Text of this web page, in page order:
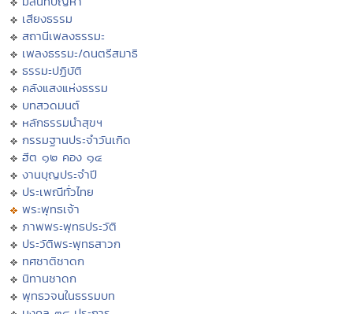
เสียงธรรม
สถานีเพลงธรรมะ
เพลงธรรมะ/ดนตรีสมาธิ
ธรรมะปฏิบัติ
คลังแสงแห่งธรรม
บทสวดมนต์
หลักธรรมนำสุขฯ
กรรมฐานประจำวันเกิด
ฮีต ๑๒ คอง ๑๔
งานบุญประจำปี
ประเพณีทั่วไทย
พระพุทธเจ้า
ภาพพระพุทธประวัติ
ประวัติพระพุทธสาวก
ทศชาติชาดก
นิทานชาดก
พุทธวจนในธรรมบท